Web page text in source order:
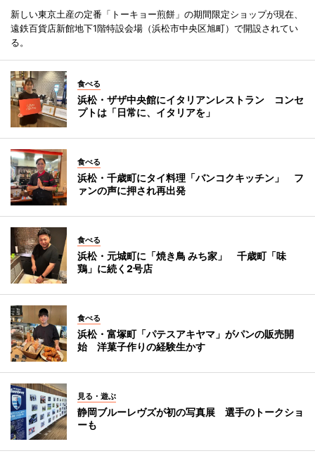
新しい東京土産の定番「トーキョー煎餅」の期間限定ショップが現在、
遠鉄百貨店新館地下1階特設会場（浜松市中央区旭町）で開設されてい
る。
食べる
浜松・ザザ中央館にイタリアンレストラン コンセ
プトは「日常に、イタリアを」
食べる
浜松・千歳町にタイ料理「バンコクキッチン」 フ
ァンの声に押され再出発
食べる
浜松・元城町に「焼き鳥 みち家」 千歳町「味
鶏」に続く2号店
食べる
浜松・富塚町「パテスアキヤマ」がパンの販売開
始 洋菓子作りの経験生かす
見る・遊ぶ
静岡ブルーレヴズが初の写真展 選手のトークショ
ーも